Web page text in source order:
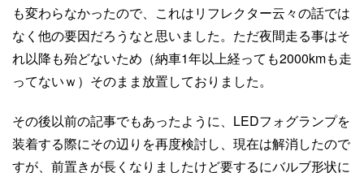
も変わらなかったので、これはリフレクター云々の話では
なく他の要因だろうなと思いました。ただ夜間走る事はそ
れ以降も殆どないため（納車1年以上経っても2000kmも走
ってないｗ）そのまま放置しておりました。
その後以前の記事でもあったように、LEDフォグランプを
装着する際にその辺りを再度検討し、現在は解消したので
すが、前置きが長くなりましたけど要するにバルブ形状に